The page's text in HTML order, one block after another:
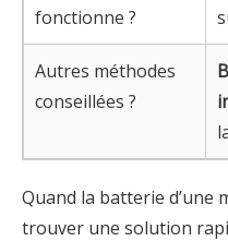
fonctionne ?
Autres méthodes
conseillées ?
Quand la batterie d’une
trouver une solution